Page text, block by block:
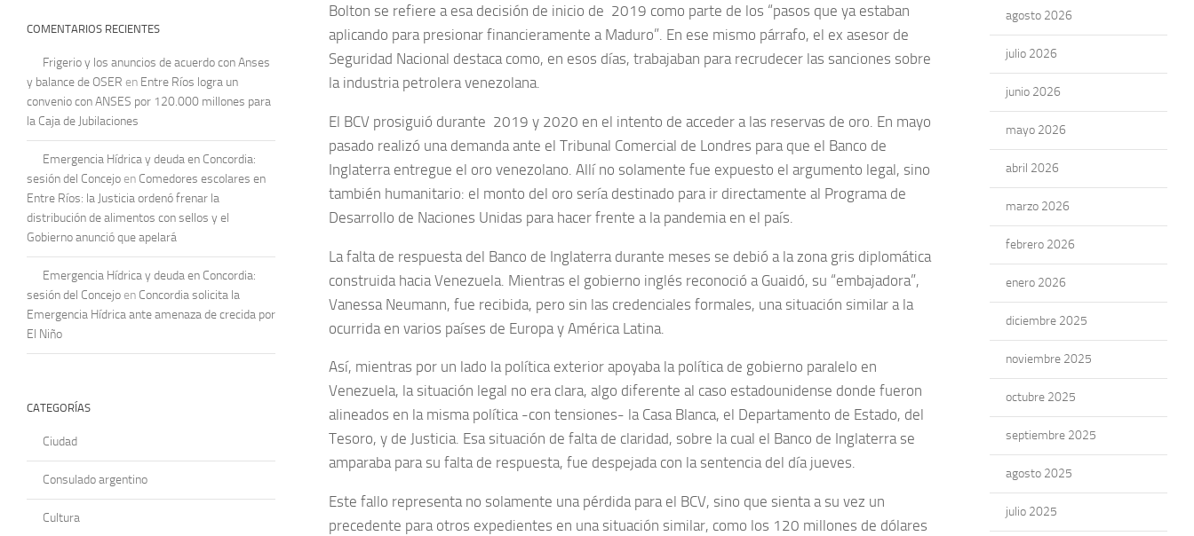
Bolton se refiere a esa decisión de inicio de 2019 como parte de los “pasos que ya estaban
aplicando para presionar financieramente a Maduro”. En ese mismo párrafo, el ex asesor de
Seguridad Nacional destaca como, en esos días, trabajaban para recrudecer las sanciones sobre
la industria petrolera venezolana.
El BCV prosiguió durante 2019 y 2020 en el intento de acceder a las reservas de oro. En mayo
pasado realizó una demanda ante el Tribunal Comercial de Londres para que el Banco de
Inglaterra entregue el oro venezolano. Allí no solamente fue expuesto el argumento legal, sino
también humanitario: el monto del oro sería destinado para ir directamente al Programa de
Desarrollo de Naciones Unidas para hacer frente a la pandemia en el país.
La falta de respuesta del Banco de Inglaterra durante meses se debió a la zona gris diplomática
construida hacia Venezuela. Mientras el gobierno inglés reconoció a Guaidó, su “embajadora”,
Vanessa Neumann, fue recibida, pero sin las credenciales formales, una situación similar a la
ocurrida en varios países de Europa y América Latina.
Así, mientras por un lado la política exterior apoyaba la política de gobierno paralelo en
Venezuela, la situación legal no era clara, algo diferente al caso estadounidense donde fueron
alineados en la misma política -con tensiones- la Casa Blanca, el Departamento de Estado, del
Tesoro, y de Justicia. Esa situación de falta de claridad, sobre la cual el Banco de Inglaterra se
amparaba para su falta de respuesta, fue despejada con la sentencia del día jueves.
Este fallo representa no solamente una pérdida para el BCV, sino que sienta a su vez un
precedente para otros expedientes en una situación similar, como los 120 millones de dólares
COMENTARIOS RECIENTES
Frigerio y los anuncios de acuerdo con Anses
y balance de OSER en Entre Ríos logra un
convenio con ANSES por 120.000 millones para
la Caja de Jubilaciones
Emergencia Hídrica y deuda en Concordia:
sesión del Concejo en Comedores escolares en
Entre Ríos: la Justicia ordenó frenar la
distribución de alimentos con sellos y el
Gobierno anunció que apelará
Emergencia Hídrica y deuda en Concordia:
sesión del Concejo en Concordia solicita la
Emergencia Hídrica ante amenaza de crecida por
El Niño
CATEGORÍAS
Ciudad
Consulado argentino
Cultura
agosto 2026
julio 2026
junio 2026
mayo 2026
abril 2026
marzo 2026
febrero 2026
enero 2026
diciembre 2025
noviembre 2025
octubre 2025
septiembre 2025
agosto 2025
julio 2025